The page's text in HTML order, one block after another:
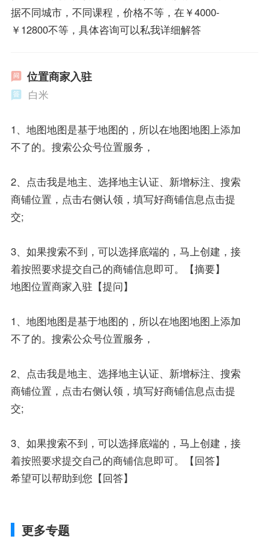
据不同城市，不同课程，价格不等，在￥4000-
￥12800不等，具体咨询可以私我详细解答
位置商家入驻
白米
1、地图地图是基于地图的，所以在地图地图上添加
不了的。搜索公众号位置服务，
2、点击我是地主、选择地主认证、新增标注、搜索
商铺位置，点击右侧认领，填写好商铺信息点击提
交;
3、如果搜索不到，可以选择底端的，马上创建，接
着按照要求提交自己的商铺信息即可。【摘要】
地图位置商家入驻【提问】
1、地图地图是基于地图的，所以在地图地图上添加
不了的。搜索公众号位置服务，
2、点击我是地主、选择地主认证、新增标注、搜索
商铺位置，点击右侧认领，填写好商铺信息点击提
交;
3、如果搜索不到，可以选择底端的，马上创建，接
着按照要求提交自己的商铺信息即可。【回答】
希望可以帮助到您【回答】
更多专题